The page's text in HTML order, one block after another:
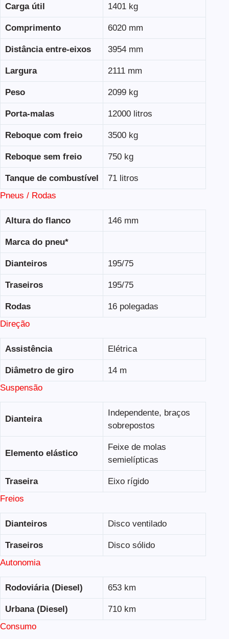
Carga útil 1401 kg
Comprimento 6020 mm
Distância entre-eixos 3954 mm
Largura 2111 mm
Peso 2099 kg
Porta-malas 12000 litros
Reboque com freio 3500 kg
Reboque sem freio 750 kg
Tanque de combustível
71 litros
Pneus / Rodas
Altura do flanco 146 mm
Marca do pneu*
Dianteiros 195/75
Traseiros 195/75
Rodas
16 polegadas
Direção
Assistência Elétrica
Diâmetro de giro
14 m
Suspensão
Dianteira
Independente, braços
sobrepostos
Elemento elástico
Feixe de molas
semielípticas
Traseira
Eixo rígido
Freios
Dianteiros Disco ventilado
Traseiros
Disco sólido
Autonomia
Rodoviária (Diesel) 653 km
Urbana (Diesel)
710 km
Consumo